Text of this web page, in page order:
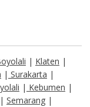
| Klaten |
| Surakarta |
| Kebumen |
| Semarang|